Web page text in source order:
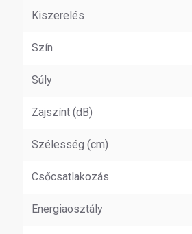
Kiszerelés
Szín
Súly
Zajszínt (dB)
Szélesség (cm)
Csőcsatlakozás
Energiaosztály